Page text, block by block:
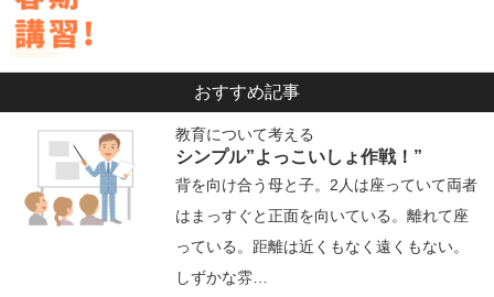
おすすめ記事
教育について考える
シンプル”よっこいしょ作戦！”
背を向け合う母と子。2人は座っていて両者
はまっすぐと正面を向いている。離れて座
っている。距離は近くもなく遠くもない。
しずかな雰…